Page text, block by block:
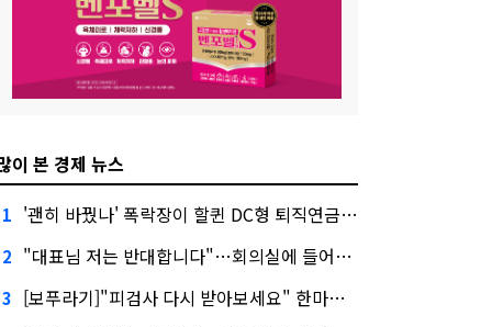
이 본 경제 뉴스
1 '괜히 바꿨나' 폭락장이 할퀸 DC형 퇴직연금…전문가 조언은
2 "대표님 저는 반대합니다"…회의실에 들어온 신한금융 AI
3 [보푸라기]"피검사 다시 받아보세요" 한마디에 보험금 못 받을 뻔?